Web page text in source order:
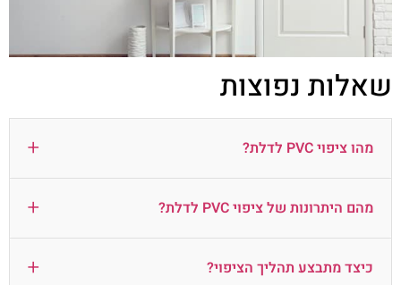
שאלות נפוצות
מהו ציפוי PVC לדלת? +
מהם היתרונות של ציפוי PVC לדלת? +
כיצד מתבצע תהליך הציפוי? +